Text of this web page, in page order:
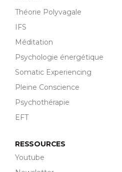
Théorie Polyvagale
IFS
Méditation
Psychologie énergétique
Somatic Experiencing
Pleine Conscience
Psychothérapie
EFT
RESSOURCES
Youtube